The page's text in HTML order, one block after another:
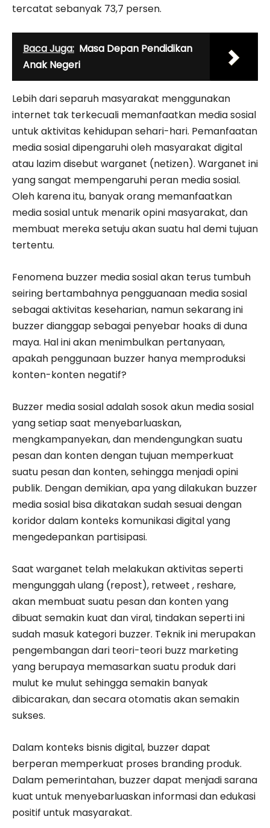
tercatat sebanyak 73,7 persen.
Baca Juga: Masa Depan Pendidikan
Anak Negeri
Lebih dari separuh masyarakat menggunakan
internet tak terkecuali memanfaatkan media sosial
untuk aktivitas kehidupan sehari-hari. Pemanfaatan
media sosial dipengaruhi oleh masyarakat digital
atau lazim disebut warganet (netizen). Warganet ini
yang sangat mempengaruhi peran media sosial.
Oleh karena itu, banyak orang memanfaatkan
media sosial untuk menarik opini masyarakat, dan
membuat mereka setuju akan suatu hal demi tujuan
tertentu.
Fenomena buzzer media sosial akan terus tumbuh
seiring bertambahnya pengguanaan media sosial
sebagai aktivitas keseharian, namun sekarang ini
buzzer dianggap sebagai penyebar hoaks di duna
maya. Hal ini akan menimbulkan pertanyaan,
apakah penggunaan buzzer hanya memproduksi
konten-konten negatif?
Buzzer media sosial adalah sosok akun media sosial
yang setiap saat menyebarluaskan,
mengkampanyekan, dan mendengungkan suatu
pesan dan konten dengan tujuan memperkuat
suatu pesan dan konten, sehingga menjadi opini
publik. Dengan demikian, apa yang dilakukan buzzer
media sosial bisa dikatakan sudah sesuai dengan
koridor dalam konteks komunikasi digital yang
mengedepankan partisipasi.
Saat warganet telah melakukan aktivitas seperti
mengunggah ulang (repost), retweet , reshare,
akan membuat suatu pesan dan konten yang
dibuat semakin kuat dan viral, tindakan seperti ini
sudah masuk kategori buzzer. Teknik ini merupakan
pengembangan dari teori-teori buzz marketing
yang berupaya memasarkan suatu produk dari
mulut ke mulut sehingga semakin banyak
dibicarakan, dan secara otomatis akan semakin
sukses.
Dalam konteks bisnis digital, buzzer dapat
berperan memperkuat proses branding produk.
Dalam pemerintahan, buzzer dapat menjadi sarana
kuat untuk menyebarluaskan informasi dan edukasi
positif untuk masyarakat.